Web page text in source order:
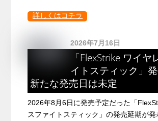
詳しくはコチラ
2026年7月16日
「FlexStrike ワイヤ
イトスティック」
新たな発売日は未定
2026年8月6日に発売予定だった「
スファイトスティック」の発売延期が発